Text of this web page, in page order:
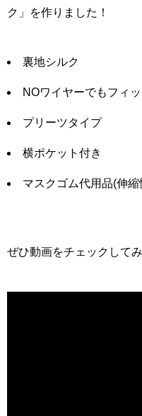
ク」を作りました！
裏地シルク
NOワイヤーでもフィ
プリーツタイプ
横ポケット付き
マスクゴム代用品(伸
ぜひ動画をチェックして